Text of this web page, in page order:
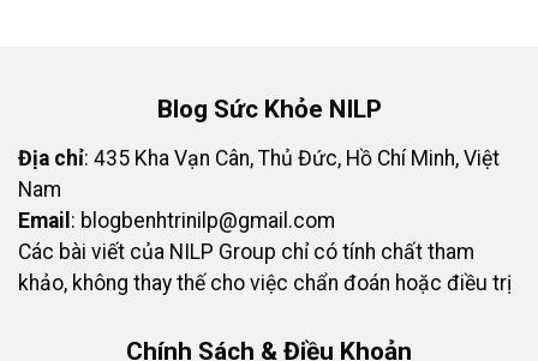
Blog Sức Khỏe NILP
Địa chỉ: 435 Kha Vạn Cân, Thủ Đức, Hồ Chí Minh, Việt
Nam
Email : blogbenhtrinilp@gmail.com
Các bài viết của NILP Group chỉ có tính chất tham
khảo, không thay thế cho việc chẩn đoán hoặc điều trị
Chính Sách & Điều Khoản